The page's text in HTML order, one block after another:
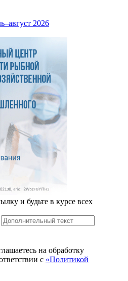
2026
и будьте в курсе всех
на обработку
с «Политикой